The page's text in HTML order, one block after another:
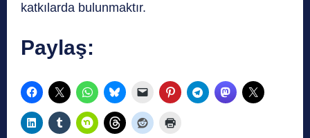
katkılarda bulunmaktır.
Paylaş: